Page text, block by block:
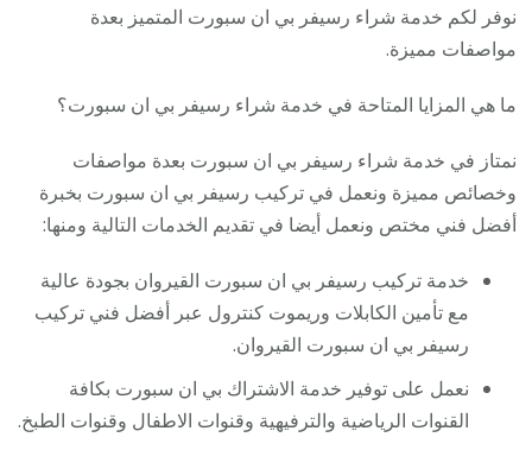
نوفر لكم خدمة شراء رسيفر بي ان سبورت المتميز بعدة
مواصفات مميزة.
ما هي المزايا المتاحة في خدمة شراء رسيفر بي ان سبورت؟
نمتاز في خدمة شراء رسيفر بي ان سبورت بعدة مواصفات
وخصائص مميزة ونعمل في تركيب رسيفر بي ان سبورت بخبرة
أفضل فني مختص ونعمل أيضا في تقديم الخدمات التالية ومنها:
خدمة تركيب رسيفر بي ان سبورت القيروان بجودة عالية
مع تأمين الكابلات وريموت كنترول عبر أفضل فني تركيب
رسيفر بي ان سبورت القيروان.
نعمل على توفير خدمة الاشتراك بي ان سبورت بكافة
القنوات الرياضية والترفيهية وقنوات الاطفال وقنوات الطبخ.